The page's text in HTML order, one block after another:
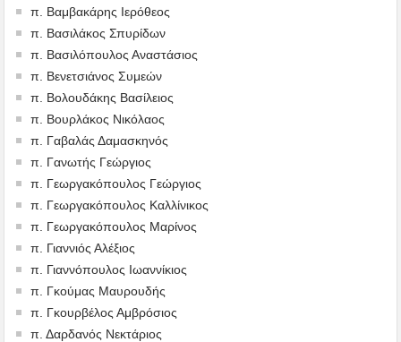
π. Βαμβακάρης Ιερόθεος
π. Βασιλάκος Σπυρίδων
π. Βασιλόπουλος Αναστάσιος
π. Βενετσιάνος Συμεών
π. Βολουδάκης Βασίλειος
π. Βουρλάκος Νικόλαος
π. Γαβαλάς Δαμασκηνός
π. Γανωτής Γεώργιος
π. Γεωργακόπουλος Γεώργιος
π. Γεωργακόπουλος Καλλίνικος
π. Γεωργακόπουλος Μαρίνος
π. Γιαννιός Αλέξιος
π. Γιαννόπουλος Ιωαννίκιος
π. Γκούμας Μαυρουδής
π. Γκουρβέλος Αμβρόσιος
π. Δαρδανός Νεκτάριος